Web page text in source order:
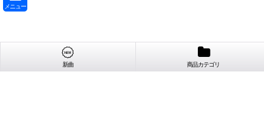
メニュー
新曲 商品カテゴリ